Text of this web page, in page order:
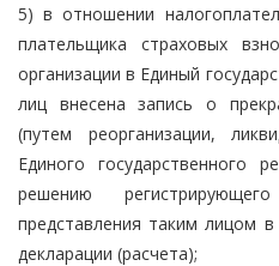
5) в отношении
плательщика страховых
организации в Единый
лиц внесена запись о
(путем реорганизации,
Единого государственного
решению
представления таким лицом
декларации (расчета);